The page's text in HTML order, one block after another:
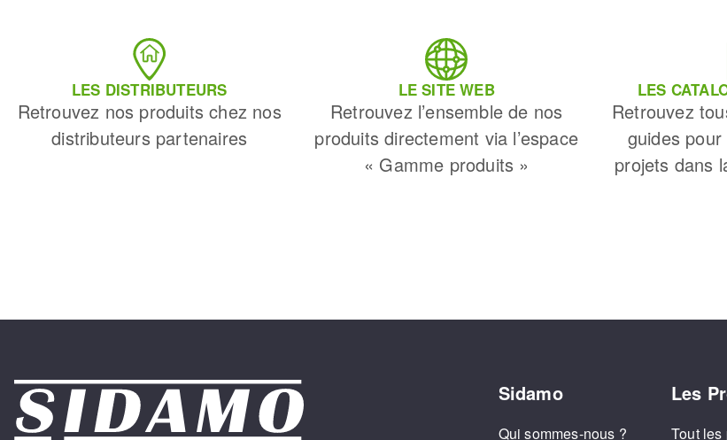
LES DISTRIBUTEURS
Retrouvez nos produits chez nos
distributeurs partenaires
LE SITE WEB
Retrouvez l’ensemble de nos
produits directement via l’espace
« Gamme produits »
LES
Retrouvez
guides
projets dans
Sidamo
Qui sommes-nous ?
Les
Tout les